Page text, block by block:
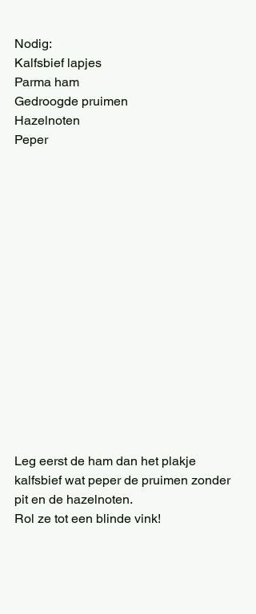
Nodig:
Kalfsbief lapjes
Parma ham
Gedroogde pruimen
Hazelnoten
Peper
Leg eerst de ham dan het plakje
kalfsbief wat peper de pruimen zonder
pit en de hazelnoten.
Rol ze tot een blinde vink!